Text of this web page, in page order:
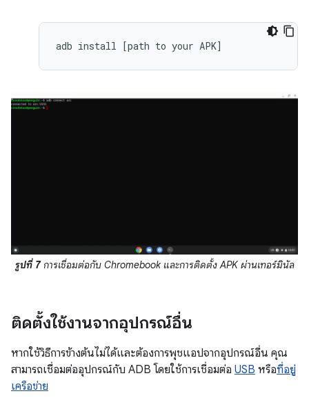
รูปที่ 7การเชื่อมต่อกับ Chromebook และการติดตั้ง APK ผ่านเทอร์มินัล
ติดตั้งใช้งานจากอุปกรณ์อื่น
หากใช้วิธีการข้างต้นไม่ได้และต้องการพุชแอปจากอุปกรณ์อื่น คุณ
สามารถเชื่อมต่ออุปกรณ์กับ ADB โดยใช้การเชื่อมต่อ USB หรือที่อยู่
เครือข่าย